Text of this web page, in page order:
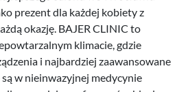
prezent dla każdej kobiety z
okazję. BAJER CLINIC to
klimacie, gdzie
i najbardziej zaawansowane
w nieinwazyjnej medycynie